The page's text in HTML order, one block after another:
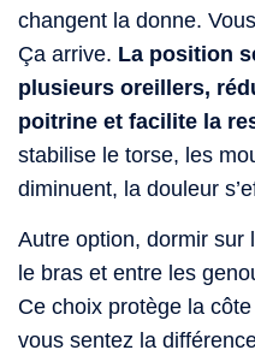
changent la donne.
Ça arrive. La position
plusieurs oreillers,
poitrine et facilite la
stabilise le torse, les
diminuent, la douleur
Autre option, dormir sur
le bras et entre les
Ce choix protège la
vous sentez la